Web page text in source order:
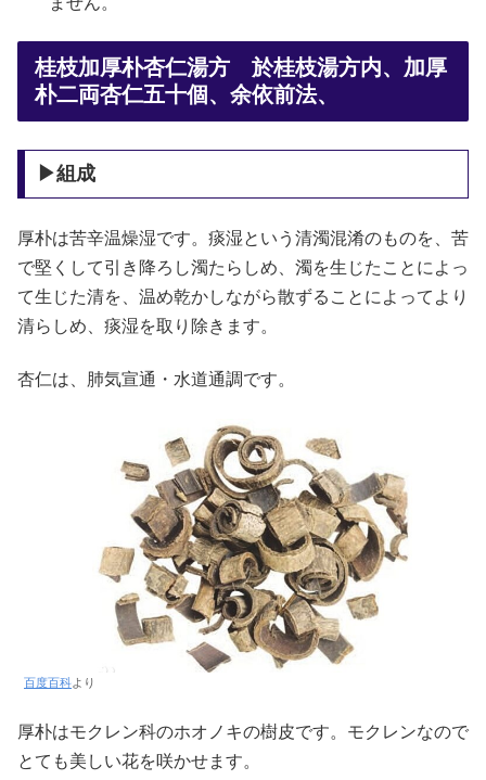
桂枝加厚朴杏仁湯方 於桂枝湯方内、加厚
朴二両杏仁五十個、余依前法、
▶組成
厚朴は苦辛温燥湿です。痰湿という清濁混淆のものを、苦
で堅くして引き降ろし濁たらしめ、濁を生じたことによっ
て生じた清を、温め乾かしながら散ずることによってより
清らしめ、痰湿を取り除きます。
杏仁は、肺気宣通・水道通調です。
百度百科より
厚朴はモクレン科のホオノキの樹皮です。モクレンなので
とても美しい花を咲かせます。